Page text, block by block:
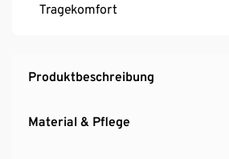
Tragekomfort
Produktbeschreibung
Material & Pflege